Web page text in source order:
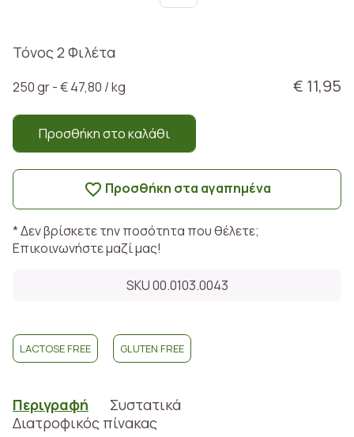
Τόνος 2 Φιλέτα
€ 11,95
250 gr - € 47,80 / kg
Προσθήκη στο καλάθι
Προσθήκη στα αγαπημένα
* Δεν βρίσκετε την ποσότητα που θέλετε;
Επικοινωνήστε μαζί μας!
SKU 00.0103.0043
LACTOSE FREE GLUTEN FREE
Περιγραφή
Συστατικά
Διατροφικός πίνακας